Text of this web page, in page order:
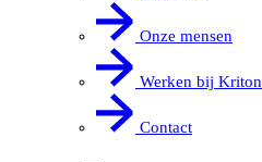
Onze mensen
Werken bij Kriton
Contact